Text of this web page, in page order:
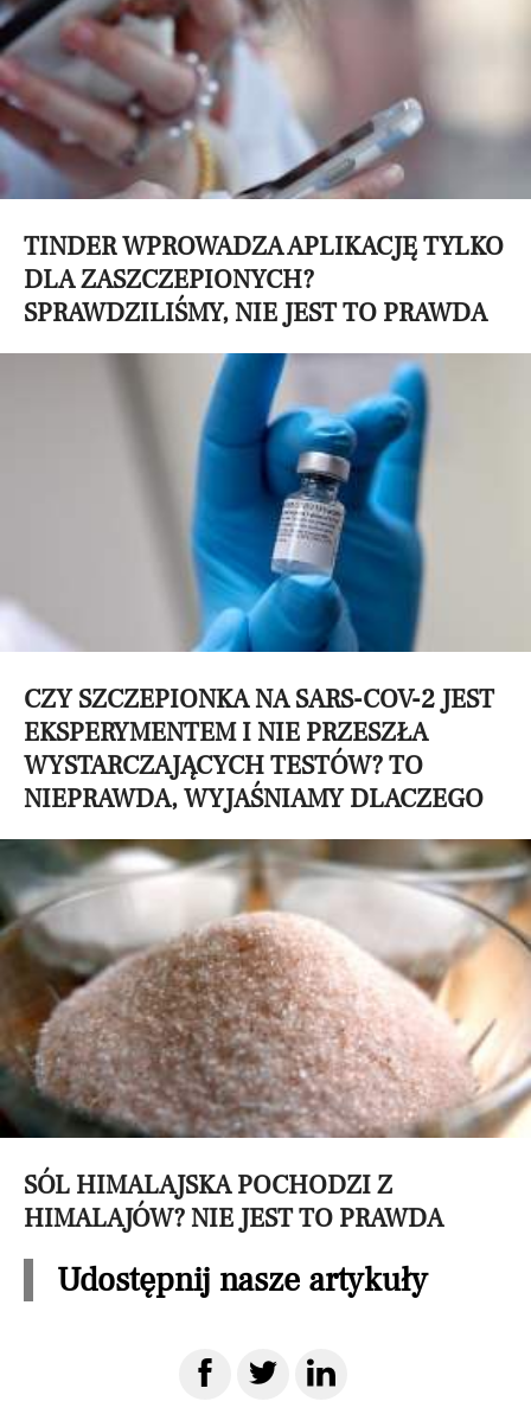
TINDER WPROWADZA APLIKACJĘ TYLKO
DLA ZASZCZEPIONYCH?
SPRAWDZILIŚMY, NIE JEST TO PRAWDA
CZY SZCZEPIONKA NA SARS-COV-2 JEST
EKSPERYMENTEM I NIE PRZESZŁA
WYSTARCZAJĄCYCH TESTÓW? TO
NIEPRAWDA, WYJAŚNIAMY DLACZEGO
SÓL HIMALAJSKA POCHODZI Z
HIMALAJÓW? NIE JEST TO PRAWDA
Udostępnij nasze artykuły